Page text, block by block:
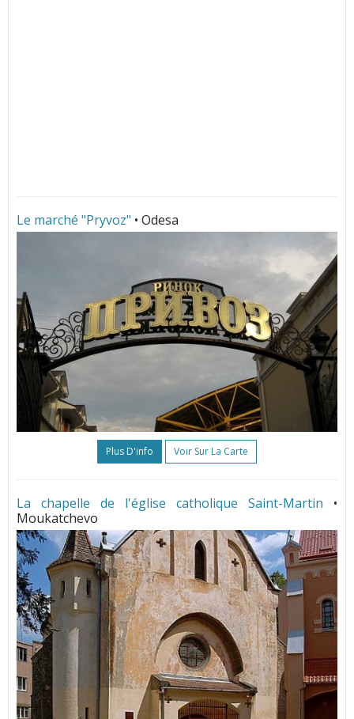
Le marché "Pryvoz" • Odesa
Plus D'info Voir Sur La Carte
La chapelle de l'église catholique Saint-Martin
•
Moukatchevo